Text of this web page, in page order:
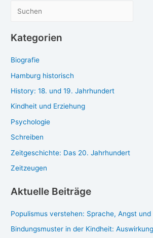
ter­
plätz­
c
e
n
Kategorien
Biografie
Hamburg historisch
History: 18. und 19. Jahrhundert
Kindheit und Erziehung
Psychologie
Schreiben
Zeitgeschichte: Das 20. Jahrhundert
Zeitzeugen
Aktuelle Beiträge
Populismus verstehen: Sprache, Angst und
Bindungsmuster in der Kindheit: